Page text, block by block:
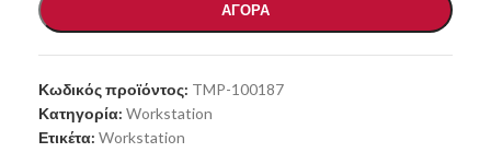
ΑΓΟΡΑ
Κωδικός προϊόντος: TMP-100187
Κατηγορία: Workstation
Ετικέτα: Workstation